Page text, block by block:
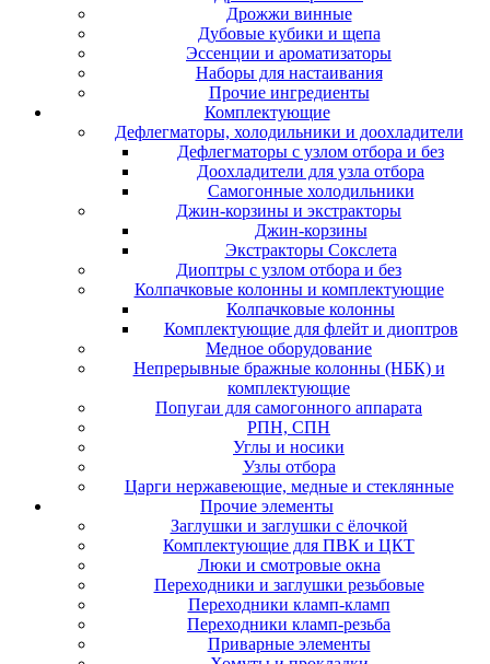
Дрожжи винные
Дубовые кубики и щепа
Эссенции и ароматизаторы
Наборы для настаивания
Прочие ингредиенты
Комплектующие
Дефлегматоры, холодильники и доохладители
Дефлегматоры с узлом отбора и без
Доохладители для узла отбора
Самогонные холодильники
Джин-корзины и экстракторы
Джин-корзины
Экстракторы Сокслета
Диоптры с узлом отбора и без
Колпачковые колонны и комплектующие
Колпачковые колонны
Комплектующие для флейт и диоптров
Медное оборудование
Непрерывные бражные колонны (НБК) и
комплектующие
Попугаи для самогонного аппарата
РПН, СПН
Углы и носики
Узлы отбора
Царги нержавеющие, медные и стеклянные
Прочие элементы
Заглушки и заглушки с ёлочкой
Комплектующие для ПВК и ЦКТ
Люки и смотровые окна
Переходники и заглушки резьбовые
Переходники кламп-кламп
Переходники кламп-резьба
Приварные элементы